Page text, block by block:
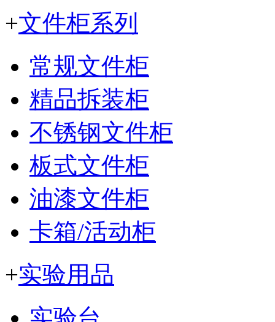
+文件柜系列
常规文件柜
精品拆装柜
不锈钢文件柜
板式文件柜
油漆文件柜
卡箱/活动柜
+实验用品